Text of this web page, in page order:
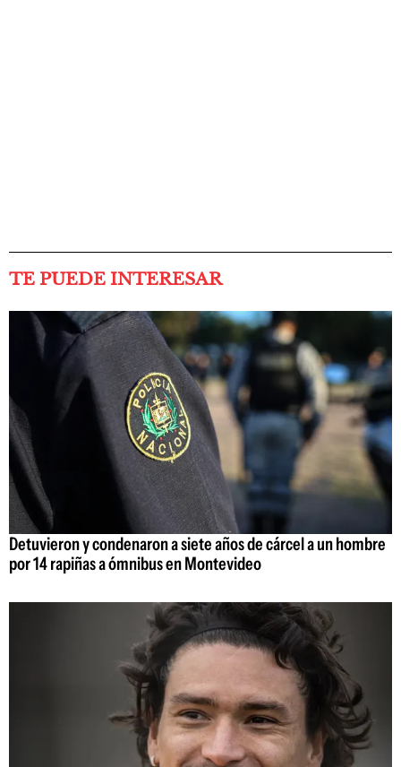
TE PUEDE INTERESAR
Detuvieron y condenaron a siete años de cárcel a un hombre
por 14 rapiñas a ómnibus en Montevideo